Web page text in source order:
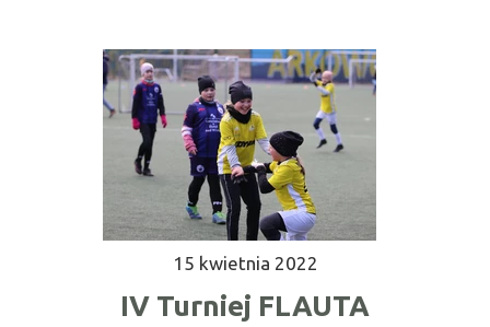
15 kwietnia 2022
IV Turniej FLAUTA